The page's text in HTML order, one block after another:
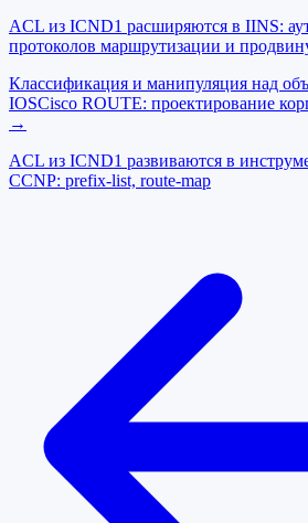
ACL из ICND1 расширяются в IINS:
протоколов маршрутизации и
Классификация и манипуляция над
IOSCisco ROUTE: проектирование
→
ACL из ICND1 развиваются в
CCNP: prefix-list, route-map